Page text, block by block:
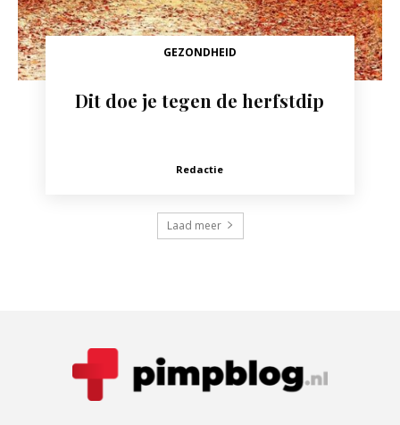
GEZONDHEID
Dit doe je tegen de herfstdip
Redactie
Laad meer